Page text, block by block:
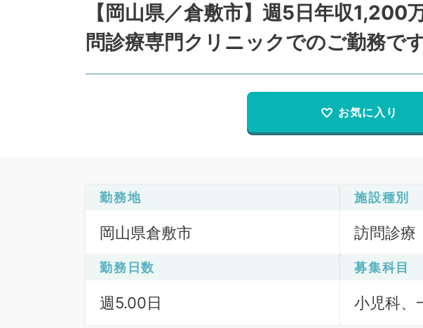
【岡山県／倉敷市】週5日年収
問診療専門クリニックでのご勤務で
お気に入り
勤務地
岡山県倉敷市
施設種別
訪問診療
勤務日数
週5.00日
募集科目
小児科、